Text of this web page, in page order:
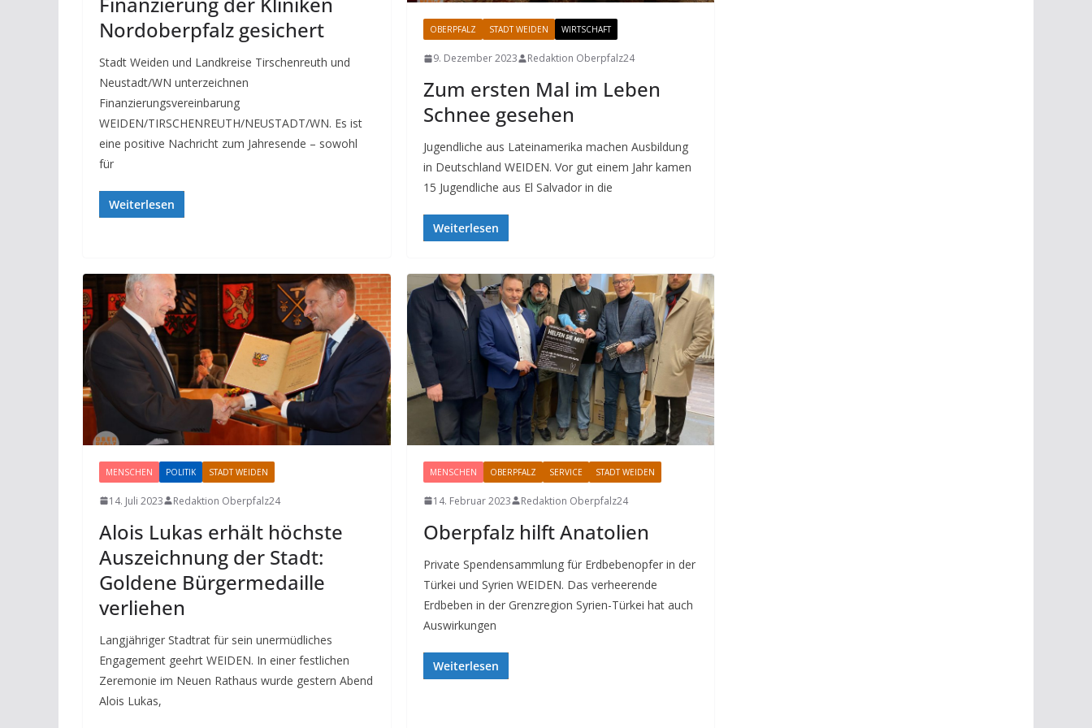
Nordoberpfalz gesichert
Stadt Weiden und Landkreise Tirschenreuth und
Neustadt/WN unterzeichnen
Finanzierungsvereinbarung
WEIDEN/TIRSCHENREUTH/NEUSTADT/WN. Es ist
eine positive Nachricht zum Jahresende – sowohl
für
Weiterlesen
OBERPFALZ STADT WEIDEN WIRTSCHAFT
9. Dezember 2023 Redaktion Oberpfalz24
Zum ersten Mal im Leben
Schnee gesehen
Jugendliche aus Lateinamerika machen Ausbildung
in Deutschland WEIDEN. Vor gut einem Jahr kamen
15 Jugendliche aus El Salvador in die
Weiterlesen
MENSCHEN POLITIK STADT WEIDEN
14. Juli 2023 Redaktion Oberpfalz24
Alois Lukas erhält höchste
Auszeichnung der Stadt:
Goldene Bürgermedaille
verliehen
Langjähriger Stadtrat für sein unermüdliches
Engagement geehrt WEIDEN. In einer festlichen
Zeremonie im Neuen Rathaus wurde gestern Abend
Alois Lukas,
MENSCHEN OBERPFALZ SERVICE STADT WEIDEN
14. Februar 2023 Redaktion Oberpfalz24
Oberpfalz hilft Anatolien
Private Spendensammlung für Erdbebenopfer in der
Türkei und Syrien WEIDEN. Das verheerende
Erdbeben in der Grenzregion Syrien-Türkei hat auch
Auswirkungen
Weiterlesen